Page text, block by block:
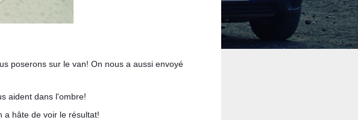
poserons sur le van! On nous a aussi envoyé
aident dans l'ombre!
a hâte de voir le résultat!